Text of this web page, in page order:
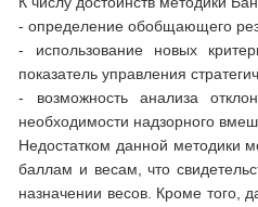
- определение обобщающего
- использование новых
показатель управления
- возможность анализа
необходимости надзорного
Недостатком данной методики
баллам и весам, что
назначении весов. Кроме того,